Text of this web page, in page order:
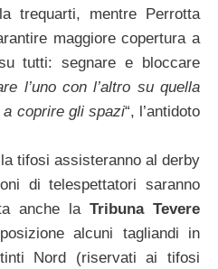
trequarti, mentre Perrotta
maggiore copertura a
tutti: segnare e bloccare
l’uno con l’altro su quella
coprire gli spazi“, l’antidoto
tifosi assisteranno al derby
di telespettatori saranno
anche la Tribuna Tevere
alcuni tagliandi in
Nord (riservati ai tifosi